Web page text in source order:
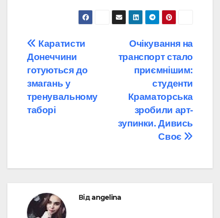
Навігація
записів
Очікування на
транспорт стало
приємнішим:
студенти
Краматорська
зробили арт-
зупинки. Дивись
Своє
Каратисти
Донеччини
готуються до
змагань у
тренувальному
таборі
Відangelina